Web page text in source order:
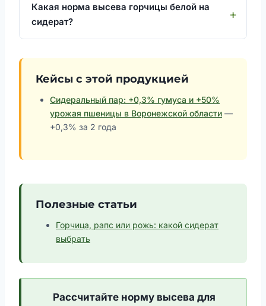
Какая норма высева горчицы белой на
сидерат?
Кейсы с этой продукцией
Сидеральный пар: +0,3% гумуса и +50%
урожая пшеницы в Воронежской области —
+0,3% за 2 года
Полезные статьи
Горчица, рапс или рожь: какой сидерат
выбрать
Рассчитайте норму высева для